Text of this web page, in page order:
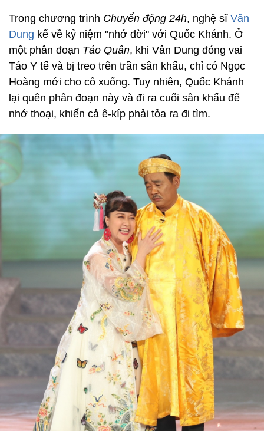
Trong chương trình Chuyển động 24h, nghệ sĩ Vân
Dung kể về kỷ niệm "nhớ đời" với Quốc Khánh. Ở
một phân đoạn Táo Quân, khi Vân Dung đóng vai
Táo Y tế và bị treo trên trần sân khấu, chỉ có Ngọc
Hoàng mới cho cô xuống. Tuy nhiên, Quốc Khánh
lại quên phân đoạn này và đi ra cuối sân khấu để
nhớ thoại, khiến cả ê-kíp phải tỏa ra đi tìm.